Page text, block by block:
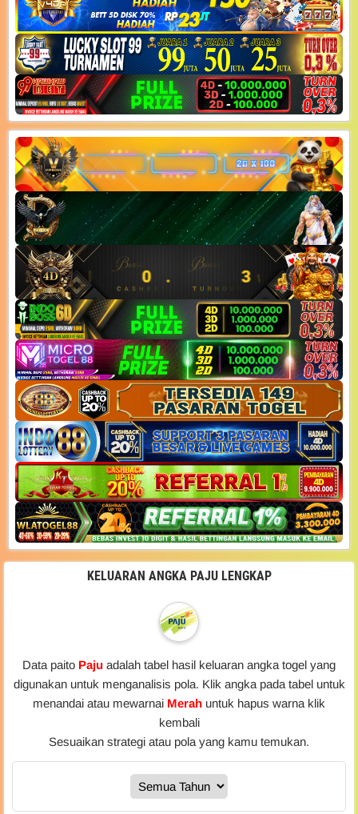
KELUARAN ANGKA PAJU LENGKAP
Data paito Paju adalah tabel hasil keluaran angka togel yang
digunakan untuk menganalisis pola. Klik angka pada tabel untuk
menandai atau mewarnai Merah untuk hapus warna klik
kembali
Sesuaikan strategi atau pola yang kamu temukan.